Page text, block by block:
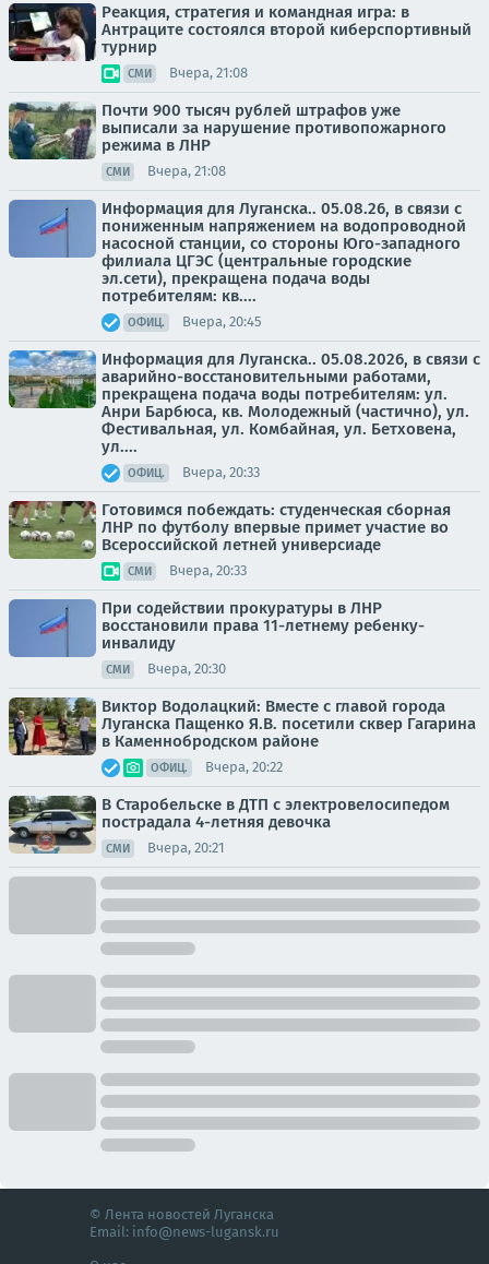
Реакция, стратегия и командная игра: в
Антраците состоялся второй киберспортивный
турнир
СМИ Вчера, 21:08
Почти 900 тысяч рублей штрафов уже
выписали за нарушение противопожарного
режима в ЛНР
СМИ Вчера, 21:08
Информация для Луганска.. 05.08.26, в связи с
пониженным напряжением на водопроводной
насосной станции, со стороны Юго-западного
филиала ЦГЭС (центральные городские
эл.сети), прекращена подача воды
потребителям: кв....
ОФИЦ. Вчера, 20:45
Информация для Луганска.. 05.08.2026, в связи с
аварийно-восстановительными работами,
прекращена подача воды потребителям: ул.
Анри Барбюса, кв. Молодежный (частично), ул.
Фестивальная, ул. Комбайная, ул. Бетховена,
ул....
ОФИЦ. Вчера, 20:33
Готовимся побеждать: студенческая сборная
ЛНР по футболу впервые примет участие во
Всероссийской летней универсиаде
СМИ Вчера, 20:33
При содействии прокуратуры в ЛНР
восстановили права 11-летнему ребенку-
инвалиду
СМИ Вчера, 20:30
Виктор Водолацкий: Вместе с главой города
Луганска Пащенко Я.В. посетили сквер Гагарина
в Каменнобродском районе
ОФИЦ. Вчера, 20:22
В Старобельске в ДТП с электровелосипедом
пострадала 4-летняя девочка
СМИ Вчера, 20:21
© Лента новостей Луганска
Email: info@news-lugansk.ru